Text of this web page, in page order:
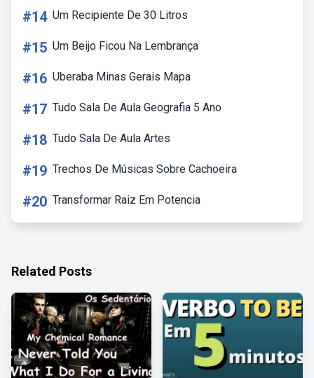
#14 Um Recipiente De 30 Litros
#15 Um Beijo Ficou Na Lembrança
#16 Uberaba Minas Gerais Mapa
#17 Tudo Sala De Aula Geografia 5 Ano
#18 Tudo Sala De Aula Artes
#19 Trechos De Músicas Sobre Cachoeira
#20 Transformar Raiz Em Potencia
Related Posts